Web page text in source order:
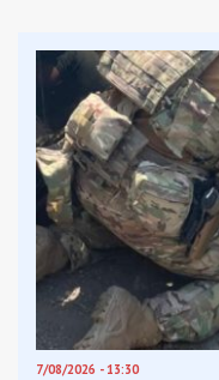
7/08/2026 - 13:30